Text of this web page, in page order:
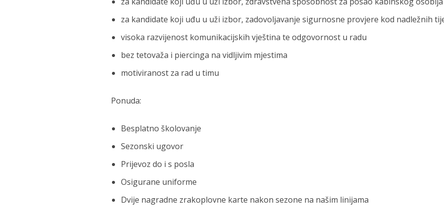
za kandidate koji uđu u uži izbor, zadovoljavanje sigurnosne provjere kod nadležnih
visoka razvijenost komunikacijskih vještina te odgovornost u radu
bez tetovaža i piercinga na vidljivim mjestima
motiviranost za rad u timu
Ponuda:
Besplatno školovanje
Sezonski ugovor
Prijevoz do i s posla
Osigurane uniforme
Dvije nagradne zrakoplovne karte nakon sezone na našim linijama